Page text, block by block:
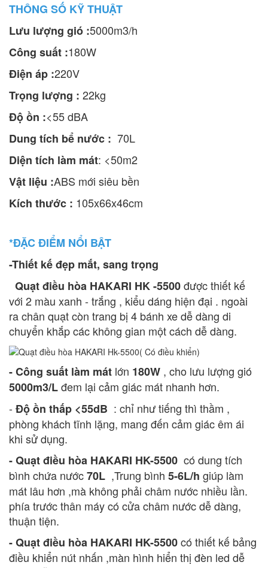
THÔNG SỐ KỸ THUẬT
Lưu lượng gió :5000m3/h
Công suất :180W
Điện áp :220V
Trọng lượng : 22kg
Độ ồn :<55 dBA
Dung tích bể nước : 70L
Diện tích làm mát: <50m2
Vật liệu :ABS mới siêu bền
Kích thước : 105x66x46cm
*ĐẶC ĐIỂM NỔI BẬT
-Thiết kế đẹp mắt, sang trọng
Quạt điều hòa HAKARI HK -5500được thiết kế
với 2 màu xanh - trắng , kiểu dáng hiện đại . ngoài
ra chân quạt còn trang bị 4 bánh xe dễ dàng di
chuyển khắp các không gian một cách dễ dàng.
- Công suất làm mát lớn 180W , cho lưu lượng gió
5000m3/Lđem lại cảm giác mát nhanh hơn.
- Độ ồn thấp <55dB : chỉ như tiếng thì thầm ,
phòng khách tĩnh lặng, mang đến cảm giác êm ái
khi sử dụng.
- Quạt điều hòa HAKARI HK-5500 có dung tích
bình chứa nước70L ,Trung bình 5-6L/h giúp làm
mát lâu hơn ,mà không phải châm nước nhiều lần.
phía trước thân máy có cửa châm nước dễ dàng,
thuận tiện.
- Quạt điều hòa HAKARI HK-5500có thiết kế bảng
điều khiển nút nhấn ,màn hình hiển thị đèn led dễ